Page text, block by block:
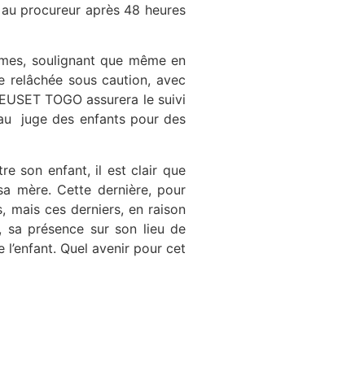
procureur après 48 heures
soulignant que même en
relâchée sous caution, avec
TOGO assurera le suivi
juge des enfants pour des
son enfant, il est clair que
mère. Cette dernière, pour
mais ces derniers, en raison
sa présence sur son lieu de
Quel avenir pour cet